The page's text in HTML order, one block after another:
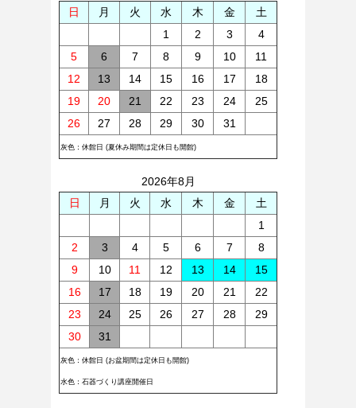
日
月 火 水 木 金
土
1
2 3
4
5
6 7 8 9 10
11
12
13 14 15 16 17
18
19
20 21 22 23 24
25
26
27 28 29 30 31
灰色：休館日 (夏休み期間は定休日も開館)
2026年8月
日
月 火 水 木 金
土
1
2
3 4 5 6 7
8
9
10 11 12 13 14
15
16
17 18 19 20 21
22
23
24 25 26 27 28
29
30
31
灰色：休館日 (お盆期間は定休日も開館)
水色：石器づくり講座開催日